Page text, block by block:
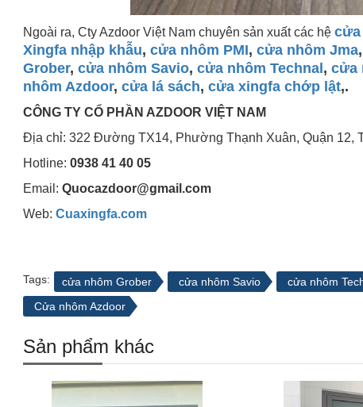
Ngoài ra, Cty Azdoor Việt Nam chuyên sản xuất các hệ cửa
Xingfa nhập khẫu, cửa nhôm PMI, cửa nhôm Jma,
Grober, cửa nhôm Savio, cửa nhôm Technal , cửa
nhôm Azdoor, cửa lá sách, cửa xingfa chớp lật,.
CÔNG TY CỔ PHẦN AZDOOR VIỆT NAM
Địa chỉ: 322 Đường TX14, Phường Thạnh Xuân, Quận 12,
Hotline: 0938 41 40 05
Email: Quocazdoor@gmail.com
Web: Cuaxingfa.com
Tags: cửa nhôm Grober cửa nhôm Savio cửa nhôm
Cửa nhôm Azdoor
Sản phẩm khác